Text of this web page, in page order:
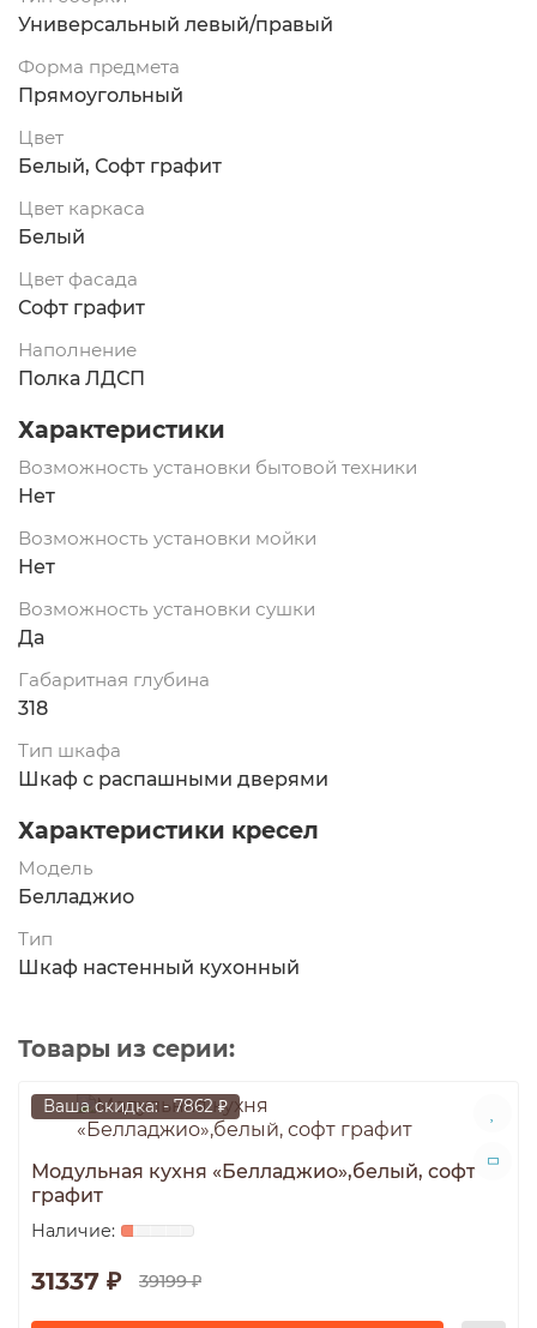
Универсальный левый/правый
Форма предмета
Прямоугольный
Цвет
Белый, Софт графит
Цвет каркаса
Белый
Цвет фасада
Софт графит
Наполнение
Полка ЛДСП
Характеристики
Возможность установки бытовой техники
Нет
Возможность установки мойки
Нет
Возможность установки сушки
Да
Габаритная глубина
318
Тип шкафа
Шкаф с распашными дверями
Характеристики кресел
Модель
Белладжио
Тип
Шкаф настенный кухонный
Товары из серии:
Ваша скидка: - 7862 ₽
Модульная кухня «Белладжио»,белый, софт
графит
31337 ₽ 39199 ₽